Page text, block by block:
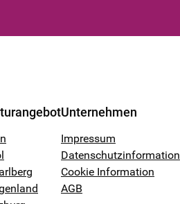
Unternehmen
Impressum
Datenschutzinformation
Cookie Information
AGB